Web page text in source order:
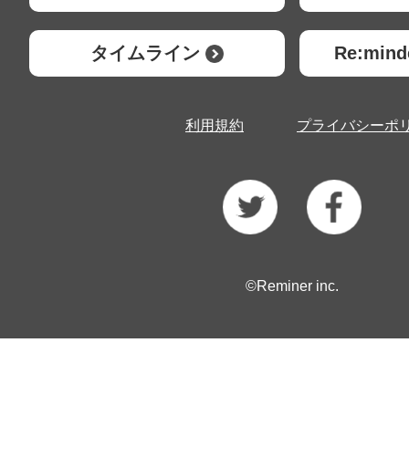
タイムライン
利用規約 プライバシーポ
©Reminer inc.